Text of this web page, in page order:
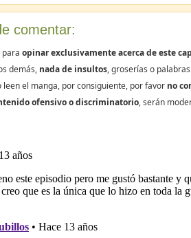
comentar:
para opinar exclusivamente acerca de este
demás, nada de insultos, groserías o
leen el manga, por consiguiente, por favor no
ofensivo o discriminatorio, serán